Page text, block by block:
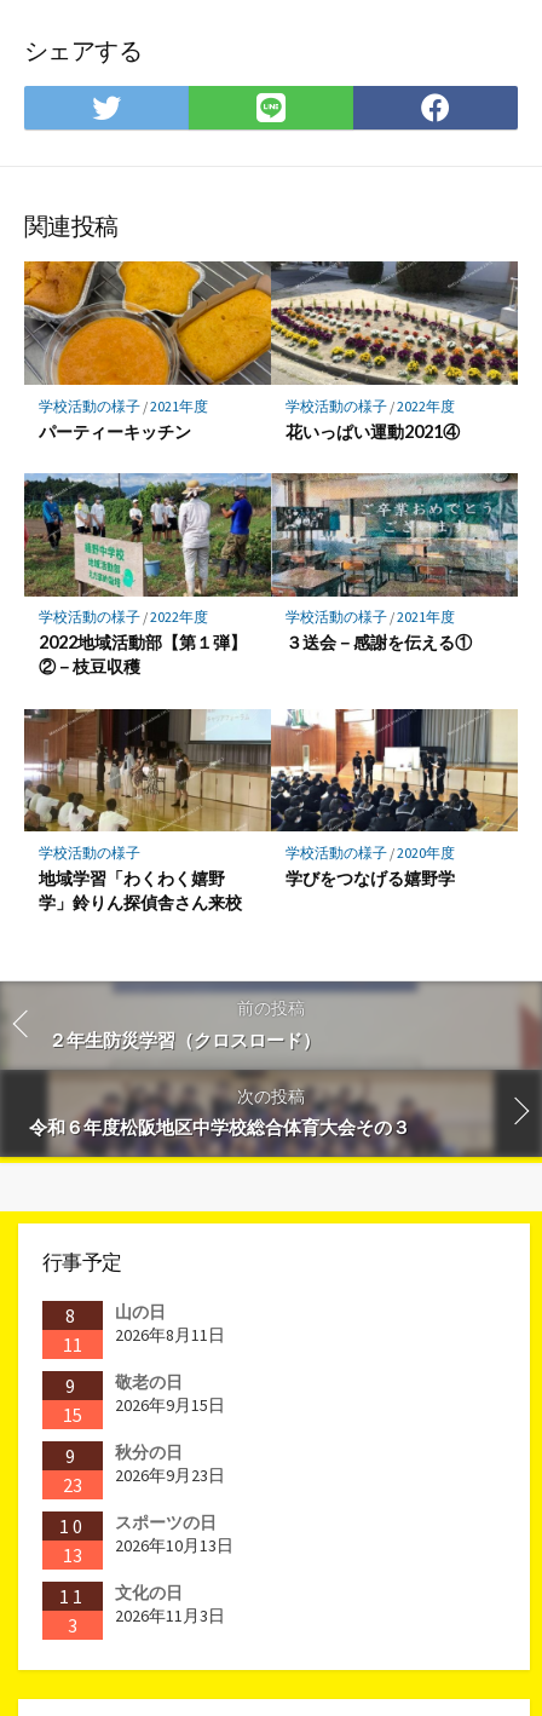
シェアする
Twitter
で
LINE
で
で
関連投稿
学校活動の様子/2021年度
パーティーキッチン
学校活動の様子/2022年度
花いっぱい運動2021④
学校活動の様子/2022年度
2022地域活動部【第１弾】
②－枝豆収穫
学校活動の様子/2021年度
３送会－感謝を伝える①
学校活動の様子
地域学習「わくわく嬉野
学」鈴りん探偵舎さん来校
学校活動の様子/2020年度
学びをつなげる嬉野学
前の投稿
２年生防災学習（クロスロード）
次の投稿
令和６年度松阪地区中学校総合体育大会その３
行事予定
8
11
山の日
2026年8月11日
9
15
敬老の日
2026年9月15日
9
23
秋分の日
2026年9月23日
10
13
スポーツの日
2026年10月13日
11
3
文化の日
2026年11月3日